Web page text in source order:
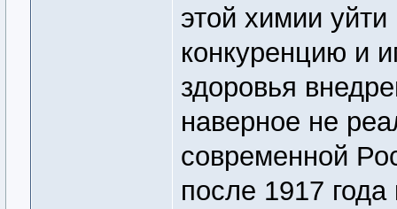
этой химии
конкуренцию и
здоровья
наверное не
современной
после 1917